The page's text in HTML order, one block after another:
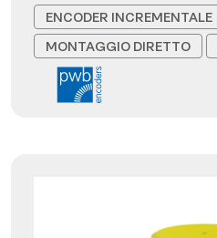
ENCODER INCREMENTALE
MONTAGGIO DIRETTO